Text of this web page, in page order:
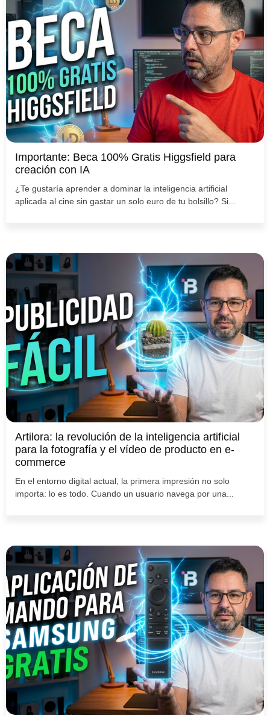
Importante: Beca 100% Gratis Higgsfield para
creación con IA
¿Te gustaría aprender a dominar la inteligencia artificial
aplicada al cine sin gastar un solo euro de tu bolsillo? Si...
Artilora: la revolución de la inteligencia artificial
para la fotografía y el vídeo de producto en e-
commerce
En el entorno digital actual, la primera impresión no solo
importa: lo es todo. Cuando un usuario navega por una...